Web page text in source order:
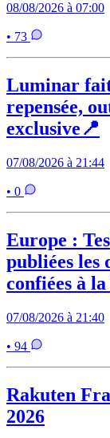
08/08/2026 à 07:00
• 73
Luminar
repensée,
exclusive📍
07/08/2026 à 21:44
• 0
Europe :
publiées les
confiées à
07/08/2026 à 21:40
• 94
Rakuten
2026